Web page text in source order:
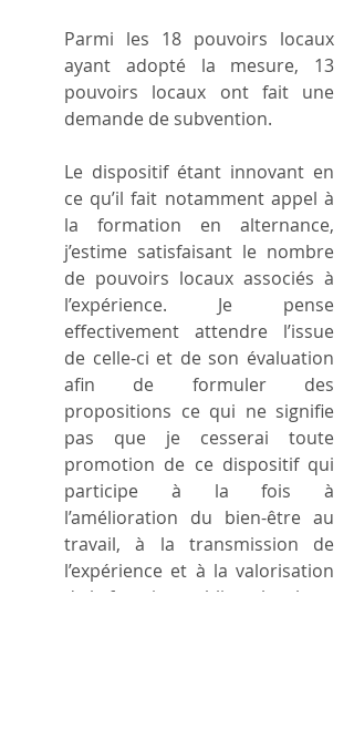
Parmi les 18 pouvoirs locaux
ayant adopté la mesure, 13
pouvoirs locaux ont fait une
demande de subvention.
Le dispositif étant innovant en
ce qu’il fait notamment appel à
la formation en alternance,
j’estime satisfaisant le nombre
de pouvoirs locaux associés à
l’expérience. Je pense
effectivement attendre l’issue
de celle-ci et de son évaluation
afin de formuler des
propositions ce qui ne signifie
pas que je cesserai toute
promotion de ce dispositif qui
participe à la fois à
l’amélioration du bien-être au
travail, à la transmission de
l’expérience et à la valorisation
de la fonction publique locale.